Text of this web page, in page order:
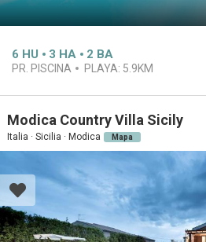
6 HU 3 HA 2 BA
PR. PISCINA PLAYA: 5.9KM
Modica Country Villa Sicily
Italia · Sicilia · Modica Mapa